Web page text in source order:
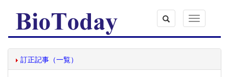
Toggle
navigation
訂正記事（一覧）